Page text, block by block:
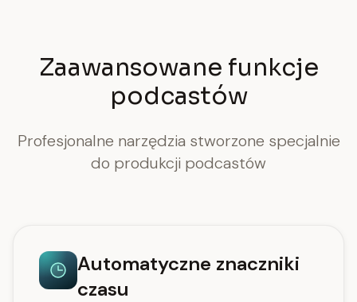
Zaawansowane funkcje
podcastów
Profesjonalne narzędzia stworzone specjalnie
do produkcji podcastów
Automatyczne znaczniki
czasu